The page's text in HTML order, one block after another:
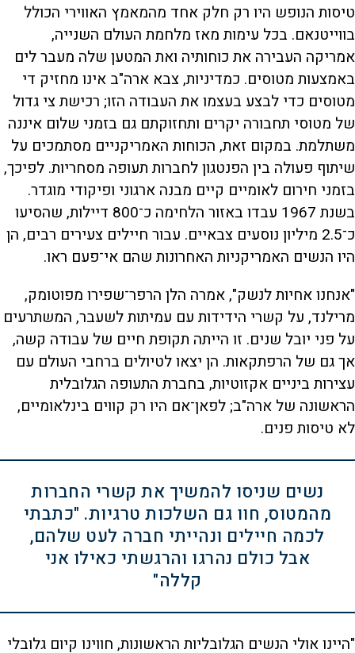
טיסות הנופש היו רק חלק אחד מהמאמץ האווירי הכולל
בווייטנאם. בכל עימות מאז מלחמת העולם השנייה,
אמריקה העבירה את כוחותיה ואת המטען שלה מעבר לים
באמצעות מטוסים. כמדיניות, צבא ארה"ב אינו מחזיק די
מטוסים כדי לבצע בעצמו את העבודה הזו; רכישת צי גדול
של מטוסי תחבורה יקרים ותחזוקתם גם בזמני שלום איננה
משתלמת. במקום זאת, הכוחות האמריקניים מסתמכים על
שיתוף פעולה בין הפנטגון לחברות תעופה מסחריות. לפיכך,
בזמני חירום לאומיים קיים מבנה ארגוני ופיקודי מוגדר.
בשנת 1967 עבדו באזור הלחימה כ־800 דיילות, שהסיעו
כ־2.5 מיליון נוסעים צבאיים. עבור חיילים צעירים רבים, הן
היו הנשים האמריקניות האחרונות שהם אי־פעם ראו.
"אנחנו אחיות לנשק", אמרה הלן הרפר־שפירו מפוטומק,
מרילנד, על קשרי הידידות עם עמיתות לשעבר, המשתרעים
על פני יובל שנים. זו הייתה תקופת חיים של עבודה קשה,
אך גם של הרפתקאות. הן יצאו לטיולים ברחבי העולם עם
עצירות ביניים אקזוטיות, בחברת התעופה הגלובלית
הראשונה של ארה"ב; לפאן־אם היו רק קווים בינלאומיים,
לא טיסות פנים.
נשים שניסו להמשיך את קשרי החברות
מהמטוס, חוו גם השלכות טרגיות. "כתבתי
לכמה חיילים ונהייתי חברה לעט שלהם,
אבל כולם נהרגו והרגשתי כאילו אני
קללה"
"היינו אולי הנשים הגלובליות הראשונות, חווינו קיום גלובלי